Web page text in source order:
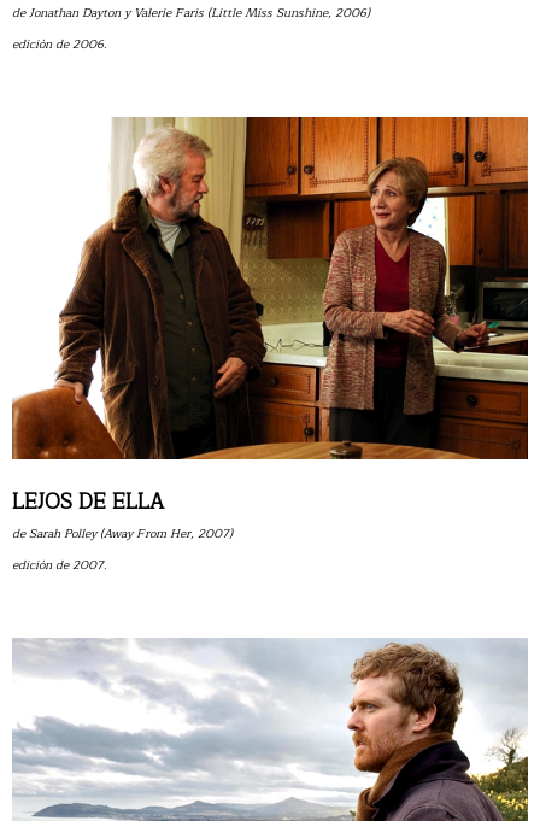
de Jonathan Dayton y Valerie Faris (Little Miss Sunshine, 2006)
edición de 2006.
LEJOS DE ELLA
de Sarah Polley (Away From Her, 2007)
edición de 2007.